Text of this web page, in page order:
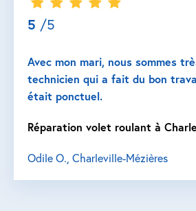
5 /5
Avec mon mari, nous sommes
technicien qui a fait du bon
était ponctuel.
Réparation volet roulant à
Odile O., Charleville-Mézières